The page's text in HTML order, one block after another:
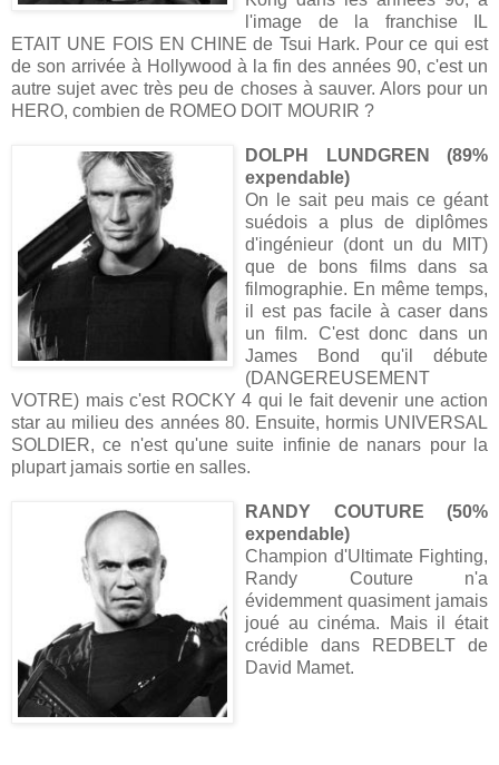
l'image de la franchise IL
ETAIT UNE FOIS EN CHINE de Tsui Hark. Pour ce qui est
de son arrivée à Hollywood à la fin des années 90, c'est un
autre sujet avec très peu de choses à sauver. Alors pour un
HERO, combien de ROMEO DOIT MOURIR ?
DOLPH LUNDGREN (89%
expendable)
On le sait peu mais ce géant
suédois a plus de diplômes
d'ingénieur (dont un du MIT)
que de bons films dans sa
filmographie. En même temps,
il est pas facile à caser dans
un film. C'est donc dans un
James Bond qu'il débute
(DANGEREUSEMENT
VOTRE) mais c'est ROCKY 4 qui le fait devenir une action
star au milieu des années 80. Ensuite, hormis UNIVERSAL
SOLDIER, ce n'est qu'une suite infinie de nanars pour la
plupart jamais sortie en salles.
RANDY COUTURE (50%
expendable)
Champion d'Ultimate Fighting,
Randy Couture n'a
évidemment quasiment jamais
joué au cinéma. Mais il était
crédible dans REDBELT de
David Mamet.